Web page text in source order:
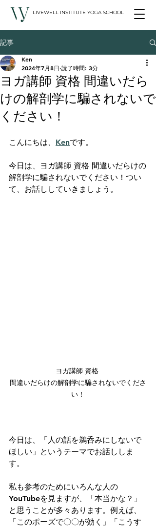
LIVEWELL INSTITUTE YOGA SCHOOL
記事
ヨガ講師 資格 間違いだら
けの解剖学に騙されないで
ください！
Ken
2024年7月8日 読了時間: 3分
こんにちは、 Kenです。
今日は、ヨガ講師 資格 間違いだらけの
解剖学に騙されないでください！つい
て、お話ししていきましょう。
ヨガ講師 資格
間違いだらけの解剖学に騙されないでくださ
い！
今日は、「人の話を鵜呑みにしないで
ほしい」というテーマでお話ししま
す。
私も参考のためにいろんな人の
YouTubeを見ますが、「本当かな？」
と思うことが多々あります。例えば、
「このポーズで〇〇が効く」「こうす